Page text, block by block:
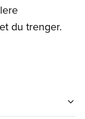
du trenger.